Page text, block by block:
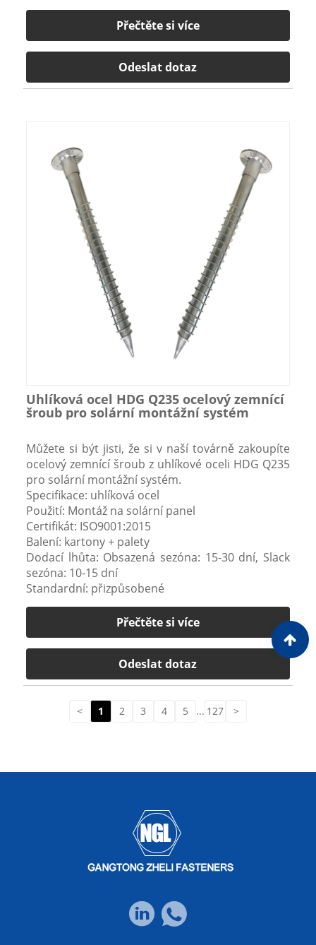
Přečtěte si více
Odeslat dotaz
Uhlíková ocel HDG Q235 ocelový zemnící
šroub pro solární montážní systém
Můžete si být jisti, že si v naší továrně zakoupíte
ocelový zemnící šroub z uhlíkové oceli HDG Q235
pro solární montážní systém.
Specifikace: uhlíková ocel
Použití: Montáž na solární panel
Certifikát: ISO9001:2015
Balení: kartony + palety
Dodací lhůta: Obsazená sezóna: 15-30 dní, Slack
sezóna: 10-15 dní
Standardní: přizpůsobené
Přečtěte si více
Odeslat dotaz
< 1 2 3 4 5 ... 127 >